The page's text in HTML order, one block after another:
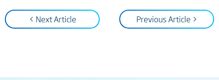
< Previous Article
Next Article >